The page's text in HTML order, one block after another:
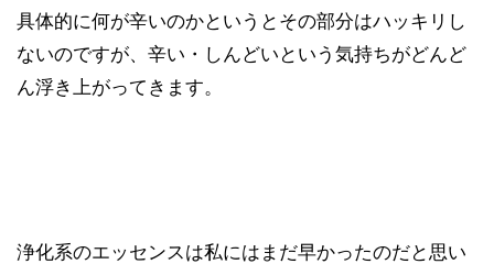
具体的に何が辛いのかというとその部分はハッキリし
ないのですが、辛い・しんどいという気持ちがどんど
ん浮き上がってきます。
浄化系のエッセンスは私にはまだ早かったのだと思い